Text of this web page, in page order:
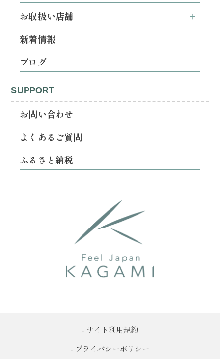
お取扱い店舗
新着情報
ブログ
SUPPORT
お問い合わせ
よくあるご質問
ふるさと納税
- サイト利用規約
- プライバシーポリシー